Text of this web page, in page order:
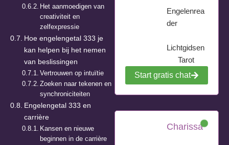
Het aanmoedigen van
creativiteit en
zelfexpressie
Hoe engelengetal 333 je
kan helpen bij het nemen
van beslissingen
Vertrouwen op intuïtie
Zoeken naar tekenen en
synchroniciteiten
Engelengetal 333 en
carrière
Kansen en nieuwe
beginnen in de carrière
Engelenrea
der
Lichtgidsen
Tarot
Start gratis chat
Charissa